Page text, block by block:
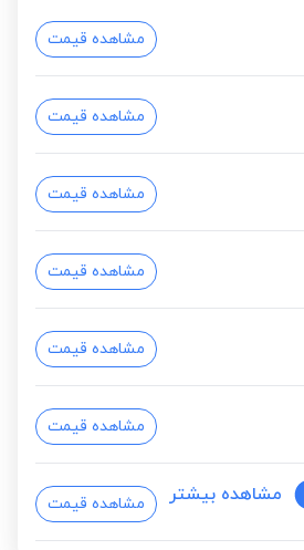
مشاهده قیمت
مشاهده قیمت
مشاهده قیمت
مشاهده قیمت
مشاهده قیمت
مشاهده قیمت
مشاهده قیمت مشاهده بیشتر